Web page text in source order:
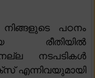
പഠനം
രീതിയിൽ
നല്ല നടപടികൾ
എന്നിവയുമായി